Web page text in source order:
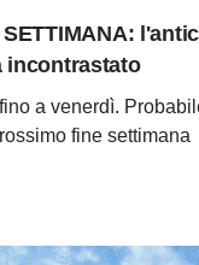
SETTIMANA:
incontrastato
a venerdì.
fine settimana